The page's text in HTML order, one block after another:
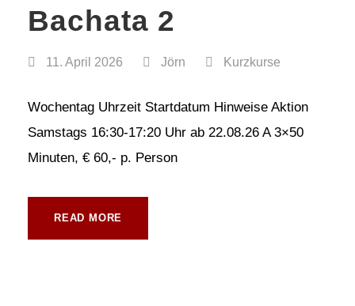
Bachata 2
11. April 2026 Jörn Kurzkurse
Wochentag Uhrzeit Startdatum Hinweise Aktion
Samstags 16:30-17:20 Uhr ab 22.08.26 A 3×50
Minuten, € 60,- p. Person
READ MORE